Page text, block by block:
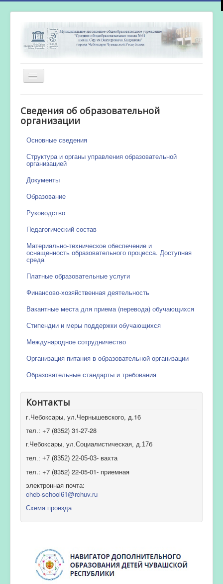
Включить/
выключить
Новости
Сведения об образовательной
организации
Основные сведения
Структура и органы управления образовательной
организацией
Документы
Образование
Руководство
Педагогический состав
Материально-техническое обеспечение и
оснащенность образовательного процесса. Доступная
среда
Платные образовательные услуги
Финансово-хозяйственная деятельность
Вакантные места для приема (перевода) обучающихся
Стипендии и меры поддержки обучающихся
Международное сотрудничество
Организация питания в образовательной организации
Образовательные стандарты и требования
Контакты
г.Чебоксары, ул.Чернышевского, д.16
тел.: +7 (8352) 31-27-28
г.Чебоксары, ул.Социалистическая, д.17б
тел.: +7 (8352) 22-05-03- вахта
тел.: +7 (8352) 22-05-01- приемная
электронная почта:
cheb-school61@rchuv.ru
Схема проезда